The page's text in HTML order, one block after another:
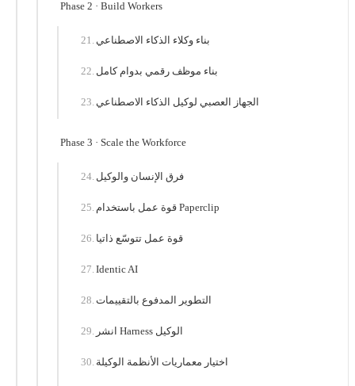
Phase 2 · Build Workers
بناء وكلاء الذكاء الاصطناعي
بناء موظف رقمي بدوام كامل
الجهاز العصبي لوكيل الذكاء الاصطناعي
Phase 3 · Scale the Workforce
فرق الإنسان والوكيل
قوة عمل باستخدام Paperclip
قوة عمل تتوسّع ذاتيا
Identic AI
التطوير المدفوع بالتقييمات
انشر Harness الوكيل
اختيار معماريات الأنظمة الوكيلة